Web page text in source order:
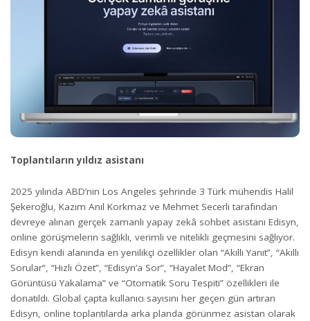
Toplantıların yıldız asistanı
2025 yılında ABD’nin Los Angeles şehrinde 3 Türk mühendis Halil
Şekeroğlu, Kazım Anıl Korkmaz ve Mehmet Secerli tarafından
devreye alınan gerçek zamanlı yapay zekâ sohbet asistanı Edisyn,
online görüşmelerin sağlıklı, verimli ve nitelikli geçmesini sağlıyor.
Edisyn kendi alanında en yenilikçi özellikler olan “Akıllı Yanıt”, “Akıllı
Sorular”, “Hızlı Özet”, “Edisyn’a Sor”, “Hayalet Mod”, “Ekran
Görüntüsü Yakalama” ve “Otomatik Soru Tespiti” özellikleri ile
donatıldı. Global çapta kullanıcı sayısını her geçen gün artıran
Edisyn, online toplantılarda arka planda görünmez asistan olarak